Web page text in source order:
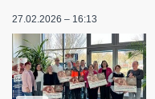
27.02.2026 – 16:13